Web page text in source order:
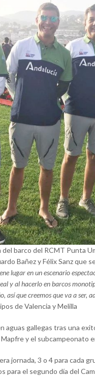
barco del RCMT Punta
Bañez y Félix Sanz que
lugar en un escenario
y al hacerlo en barcos
así que creemos que va a ser,
de Valencia y Melilla
aguas gallegas tras una
y el subcampeonato
jornada, 3 o 4 para cada
para el segundo día del